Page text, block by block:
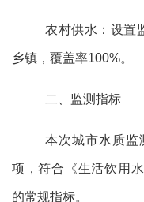
农村供水 ： 设置
乡镇 ， 覆盖率100%。
二、监测指标
本次城市水质监
项，符合 《生活饮用
的常规指标。